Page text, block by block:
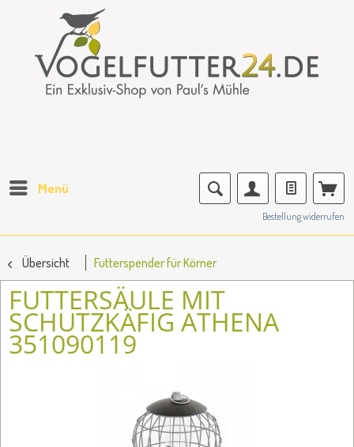
Menü
Bestellung widerrufen
Übersicht Futterspender für Körner
FUTTERSÄULE MIT
SCHUTZKÄFIG ATHENA
351090119